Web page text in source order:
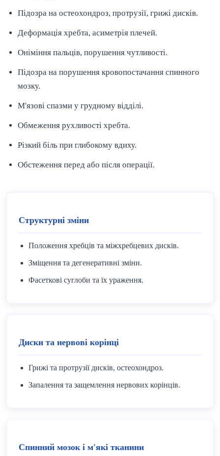
Підозра на остеохондроз, протрузії, грижі дисків.
Деформація хребта, асиметрія плечей.
Оніміння пальців, порушення чутливості.
Підозра на порушення кровопостачання спинного
мозку.
М'язові спазми у грудному відділі.
Обмеження рухливості хребта.
Різкий біль при глибокому вдиху.
Обстеження перед або після операції.
Структурні зміни
Положення хребців та міжхребцевих дисків.
Зміщення та дегенеративні зміни.
Фасеткові суглоби та їх ураження.
Диски та нервові корінці
Грижі та протрузії дисків, остеохондроз.
Запалення та защемлення нервових корінців.
Спинний мозок і м'які тканини